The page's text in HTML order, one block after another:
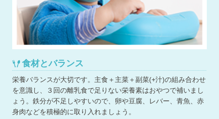
食材とバランス
栄養バランスが大切です。主食＋主菜＋副菜(+汁)の組み合わせ
を意識し、３回の離乳食で足りない栄養素はおやつで補いまし
ょう。鉄分が不足しやすいので、卵や豆腐、レバー、青魚、赤
身肉などを積極的に取り入れましょう。